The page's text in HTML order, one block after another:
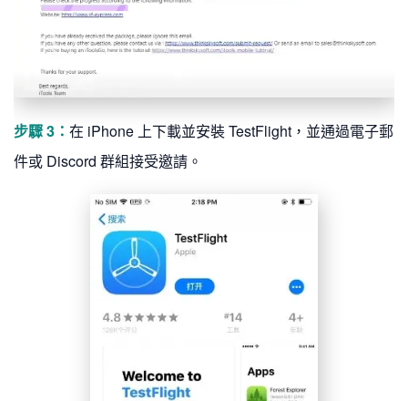
步驟 3： 在 iPhone 上下載並安裝 TestFlight，並通過電子郵
件或 Discord 群組接受邀請。